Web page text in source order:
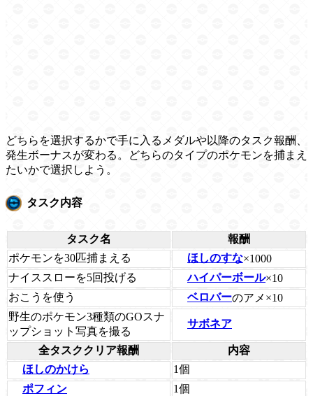
どちらを選択するかで手に入るメダルや以降のタスク報酬、
発生ボーナスが変わる。どちらのタイプのポケモンを捕まえ
たいかで選択しよう。
タスク内容
タスク名
報酬
ポケモンを30匹捕まえる
ほしのすな×1000
ナイススローを5回投げる
ハイパーボール×10
おこうを使う
ベロバーのアメ×10
野生のポケモン3種類のGOスナ
ップショット写真を撮る
サボネア
全タスククリア報酬
内容
ほしのかけら
1個
ポフィン
1個